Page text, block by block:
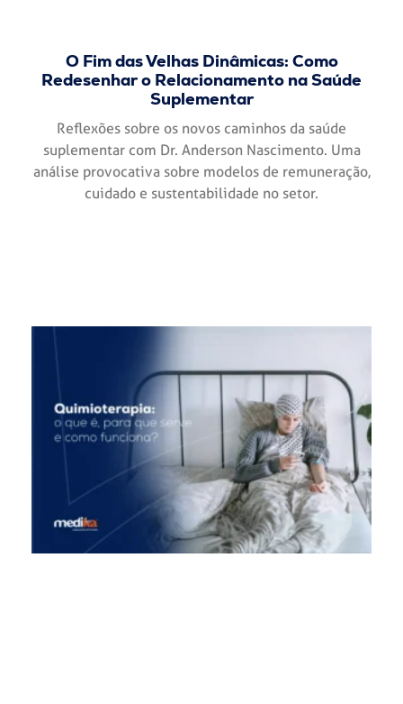
O Fim das Velhas Dinâmicas: Como
Redesenhar o Relacionamento na Saúde
Suplementar
Reflexões sobre os novos caminhos da saúde
suplementar com Dr. Anderson Nascimento. Uma
análise provocativa sobre modelos de remuneração,
cuidado e sustentabilidade no setor.